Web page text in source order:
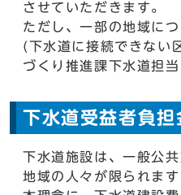
させていただきます。
ただし、一部の地域に
(下水道に接続できない
づくり推進課下水道担
下水道受益者負担
下水道施設は、一般公
地域の人々が限られま